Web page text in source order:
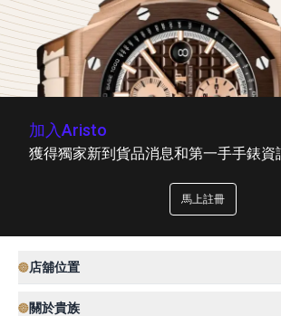
加入Aristo
獲得獨家新到貨品消息和第一手手錶資
馬上註冊
店舖位置
關於貴族